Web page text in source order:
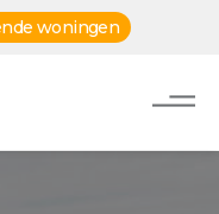
woningen